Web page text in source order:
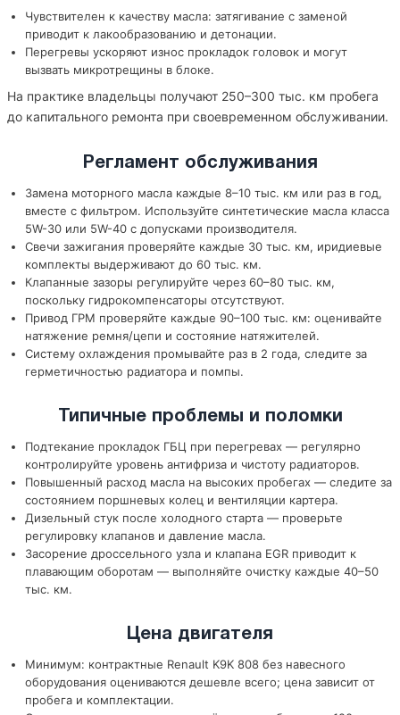
Чувствителен к качеству масла: затягивание с заменой
приводит к лакообразованию и детонации.
Перегревы ускоряют износ прокладок головок и могут
вызвать микротрещины в блоке.
На практике владельцы получают 250–300 тыс. км пробега
до капитального ремонта при своевременном обслуживании.
Регламент обслуживания
Замена моторного масла каждые 8–10 тыс. км или раз в год,
вместе с фильтром. Используйте синтетические масла класса
5W-30 или 5W-40 с допусками производителя.
Свечи зажигания проверяйте каждые 30 тыс. км, иридиевые
комплекты выдерживают до 60 тыс. км.
Клапанные зазоры регулируйте через 60–80 тыс. км,
поскольку гидрокомпенсаторы отсутствуют.
Привод ГРМ проверяйте каждые 90–100 тыс. км: оценивайте
натяжение ремня/цепи и состояние натяжителей.
Систему охлаждения промывайте раз в 2 года, следите за
герметичностью радиатора и помпы.
Типичные проблемы и поломки
Подтекание прокладок ГБЦ при перегревах — регулярно
контролируйте уровень антифриза и чистоту радиаторов.
Повышенный расход масла на высоких пробегах — следите за
состоянием поршневых колец и вентиляции картера.
Дизельный стук после холодного старта — проверьте
регулировку клапанов и давление масла.
Засорение дроссельного узла и клапана EGR приводит к
плавающим оборотам — выполняйте очистку каждые 40–50
тыс. км.
Цена двигателя
Минимум: контрактные Renault K9K 808 без навесного
оборудования оцениваются дешевле всего; цена зависит от
пробега и комплектации.